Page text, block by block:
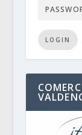
LOGIN